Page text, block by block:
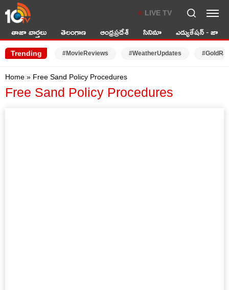
LIVE TV
తాజా వార్తలు తెలంగాణ ఆంధ్రప్రదేశ్ సినిమా ఎడ్యుకేషన్ - జాబ్స్
Trending #MovieReviews #WeatherUpdates
Home » Free Sand Policy Procedures
Free Sand Policy Procedures